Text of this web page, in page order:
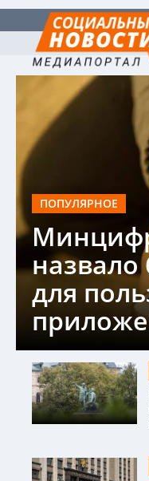
ПОПУЛЯРНОЕ
для